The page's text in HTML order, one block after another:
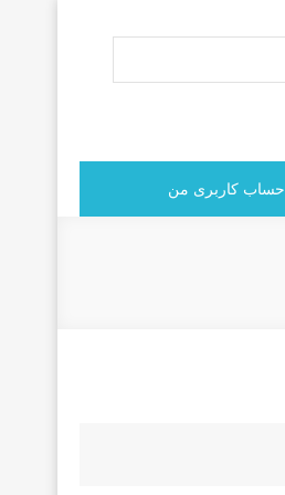
حساب کاربری من